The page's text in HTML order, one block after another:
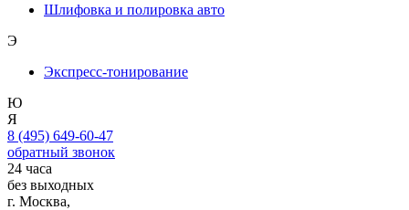
Шлифовка и полировка авто
Э
Экспресс-тонирование
Ю
Я
8 (495) 649-60-47
обратный звонок
24 часа
без выходных
г. Москва,